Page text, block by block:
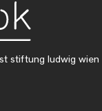
stiftung ludwig wien